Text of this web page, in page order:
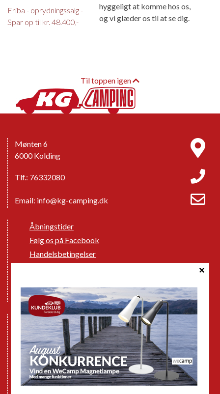
Eriba - oprydningssalg -
Spar op til kr. 48.400,-
hyggeligt at komme hos os,
og vi glæder os til at se dig.
Til toppen igen
Mønten 6
6000 Kolding
Tlf.: 76332080
Email: info@kg-camping.dk
Åbningstider
Følg os på Facebook
Handelsbetingelser
GPDR - Optagelse af foto og video
Nye Campingvogne
Nye Autocampere og Vans
Brugte Campingvogne
Brugte Autocampere og Vans
Webshop